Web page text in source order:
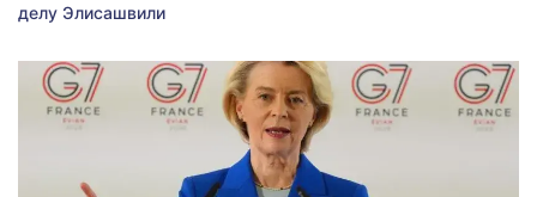
делу Элисашвили